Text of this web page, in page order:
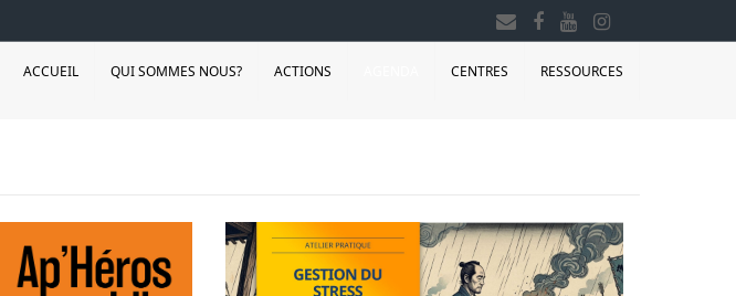
ACCUEIL QUI SOMMES NOUS? ACTIONS CENTRES RESSOURCES